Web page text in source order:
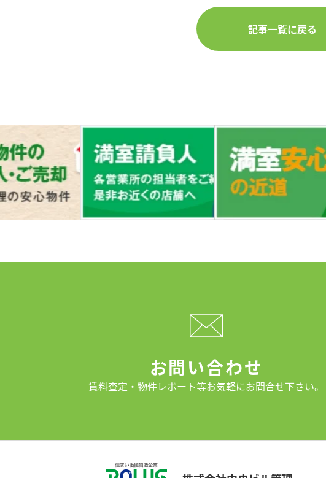
記事一覧に戻る
お問い合わせ
賃料査定・物件レポート等お気軽にお問合せ下さい。